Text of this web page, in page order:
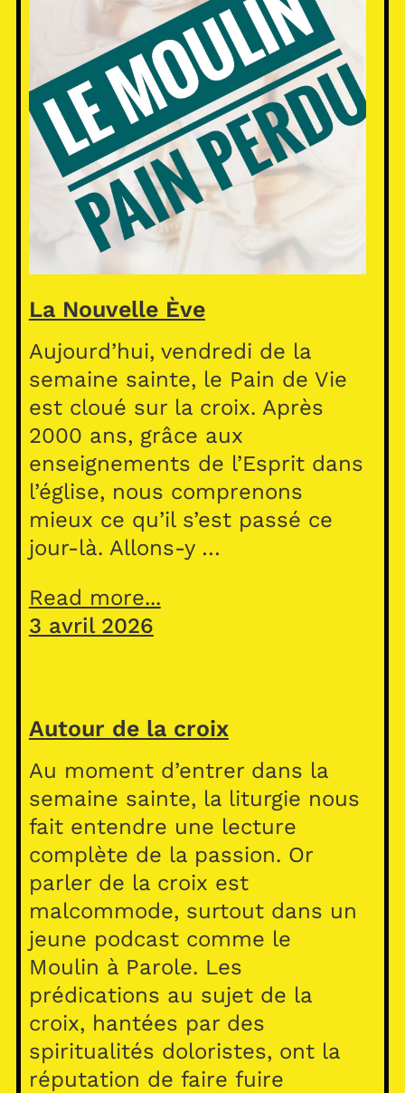
La Nouvelle Ève
Aujourd’hui, vendredi de la
semaine sainte, le Pain de Vie
est cloué sur la croix. Après
2000 ans, grâce aux
enseignements de l’Esprit dans
l’église, nous comprenons
mieux ce qu’il s’est passé ce
jour-là. Allons-y …
Read more...
3 avril 2026
Autour de la croix
Au moment d’entrer dans la
semaine sainte, la liturgie nous
fait entendre une lecture
complète de la passion. Or
parler de la croix est
malcommode, surtout dans un
jeune podcast comme le
Moulin à Parole. Les
prédications au sujet de la
croix, hantées par des
spiritualités doloristes, ont la
réputation de faire fuire